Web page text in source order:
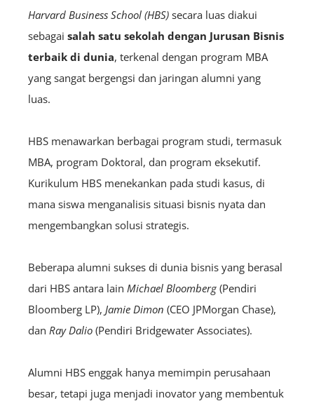
Harvard Business School (HBS) secara luas diakui
sebagai salah satu sekolah dengan Jurusan Bisnis
terbaik di dunia, terkenal dengan program MBA
yang sangat bergengsi dan jaringan alumni yang
luas.
HBS menawarkan berbagai program studi, termasuk
MBA, program Doktoral, dan program eksekutif.
Kurikulum HBS menekankan pada studi kasus, di
mana siswa menganalisis situasi bisnis nyata dan
mengembangkan solusi strategis.
Beberapa alumni sukses di dunia bisnis yang berasal
dari HBS antara lain Michael Bloomberg(Pendiri
Bloomberg LP), Jamie Dimon (CEO JPMorgan Chase),
dan Ray Dalio (Pendiri Bridgewater Associates).
Alumni HBS enggak hanya memimpin perusahaan
besar, tetapi juga menjadi inovator yang membentuk